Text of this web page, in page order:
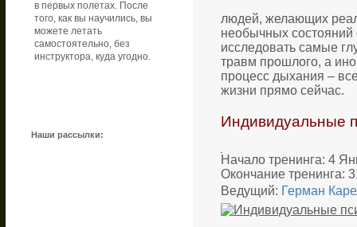
в первых полетах. После
того, как вы научились, вы
можете летать
самостоятельно, без
инструктора, куда угодно.
Наши рассылки:
людей, желающих
необычных
исследовать самые
травм прошлого, а
процесс дыхания –
жизни прямо сейчас.
Индивидуальные
Начало тренинга: 4
Окончание тренинга:
Ведущий: Герман